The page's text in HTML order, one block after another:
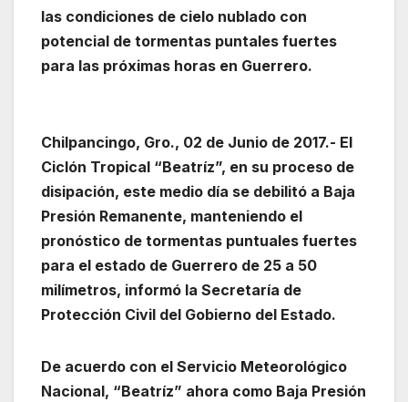
las condiciones de cielo nublado con
potencial de tormentas puntales fuertes
para las próximas horas en Guerrero.
Chilpancingo, Gro., 02 de Junio de 2017.- El
Ciclón Tropical “Beatríz”, en su proceso de
disipación, este medio día se debilitó a Baja
Presión Remanente, manteniendo el
pronóstico de tormentas puntuales fuertes
para el estado de Guerrero de 25 a 50
milímetros, informó la Secretaría de
Protección Civil del Gobierno del Estado.
De acuerdo con el Servicio Meteorológico
Nacional, “Beatríz” ahora como Baja Presión